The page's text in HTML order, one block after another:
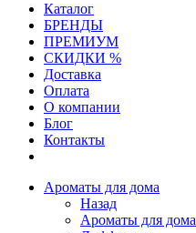
Каталог
БРЕНДЫ
ПРЕМИУМ
СКИДКИ %
Доставка
Оплата
О компании
Блог
Контакты
Ароматы для дома
Назад
Ароматы для дома